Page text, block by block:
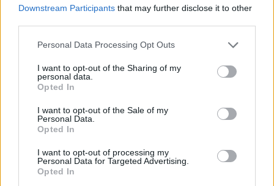
Downstream Participants that may further disclose it to other
Please note that this website/app uses one or more Google
not limited to your visit or usage behaviour. You may click to
grant or deny consent to Google and its third-party tags to
use your data for below specified purposes in below Google
consent section.
Personal Data Processing Opt Outs
I want to opt-out of the Sharing of my
personal data.
Opted In
I want to opt-out of the Sale of my
Personal Data.
Opted In
I want to opt-out of processing my
Personal Data for Targeted Advertising.
Opted In
Mario Malu
Paolo Pinna
Martina Agostina Diturco